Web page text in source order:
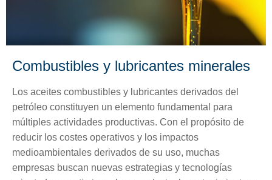
Combustibles y lubricantes minerales
Los aceites combustibles y lubricantes derivados del
petróleo constituyen un elemento fundamental para
múltiples actividades productivas. Con el propósito de
reducir los costes operativos y los impactos
medioambientales derivados de su uso, muchas
empresas buscan nuevas estrategias y tecnologías